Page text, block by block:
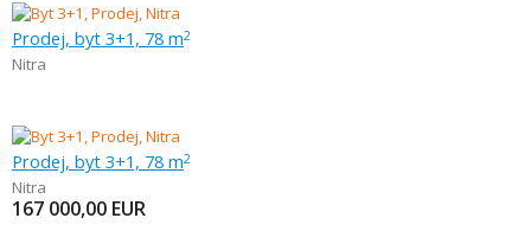
Prodej, byt 3+1, 78 m2
Nitra
Prodej, byt 3+1, 78 m2
Nitra
167 000,00 EUR